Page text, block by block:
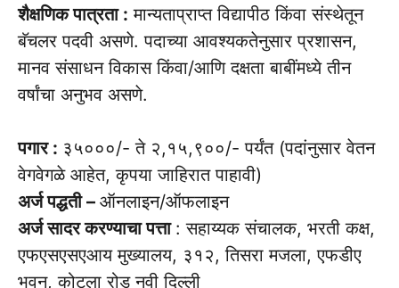
शैक्षणिक पात्रता : मान्यताप्राप्त विद्यापीठ किंवा संस्थेतून
बॅचलर पदवी असणे. पदाच्या आवश्यकतेनुसार प्रशासन,
मानव संसाधन विकास किंवा/आणि दक्षता बाबींमध्ये तीन
वर्षांचा अनुभव असणे.
पगार : ३५०००/- ते २,१५,९००/- पर्यंत (पदांनुसार वेतन
वेगवेगळे आहेत, कृपया जाहिरात पाहावी)
अर्ज पद्धती – ऑनलाइन/ऑफलाइन
अर्ज सादर करण्याचा पत्ता : सहाय्यक संचालक, भरती कक्ष,
एफएसएसएआय मुख्यालय, ३१२, तिसरा मजला, एफडीए
भवन, कोटला रोड नवी दिल्ली